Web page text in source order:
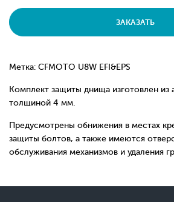
ЗАКАЗАТЬ
Метка: CFMOTO U8W EFI&EPS
Комплект защиты днища изготовлен из
толщиной 4 мм.
Предусмотрены обнижения в местах
защиты болтов, а также имеются
обслуживания механизмов и удаления